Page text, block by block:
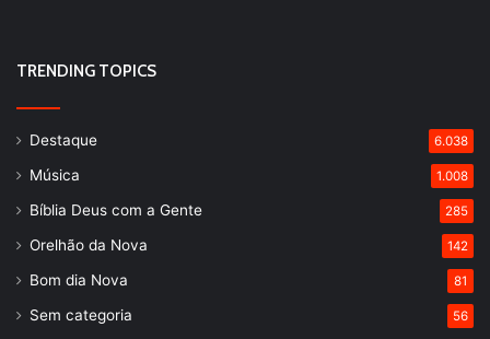
TRENDING TOPICS
Destaque 6.038
Música 1.008
Bíblia Deus com a Gente 285
Orelhão da Nova 142
Bom dia Nova 81
Sem categoria 56